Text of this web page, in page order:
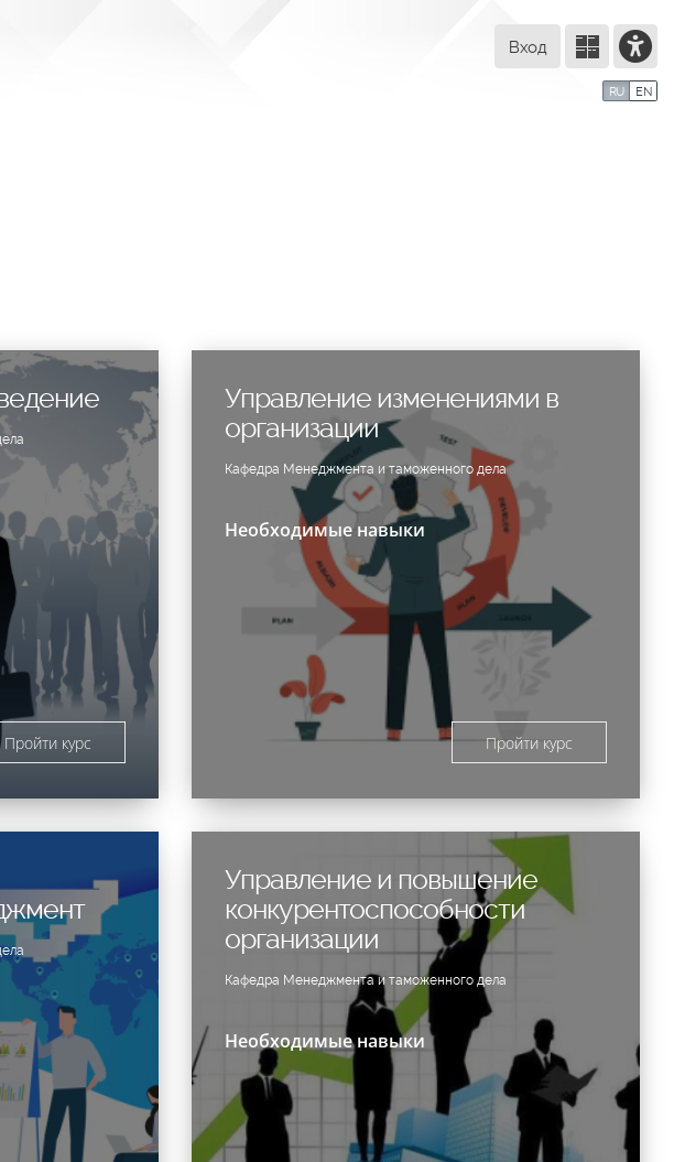
Вход
RU EN
Пройти курс
Управление изменениями в
организации
Кафедра Менеджмента и таможенного дела
Необходимые навыки
Пройти курс
Управление и повышение
конкурентоспособности
организации
Кафедра Менеджмента и таможенного дела
Необходимые навыки